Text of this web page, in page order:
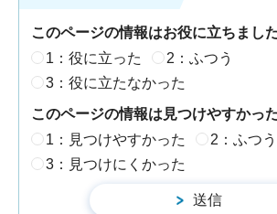
このページの情報はお役に立ちまし
1：役に立った
2：ふつう
3：役に立たなかった
このページの情報は見つけやすかっ
1：見つけやすかった
2：ふつう
3：見つけにくかった